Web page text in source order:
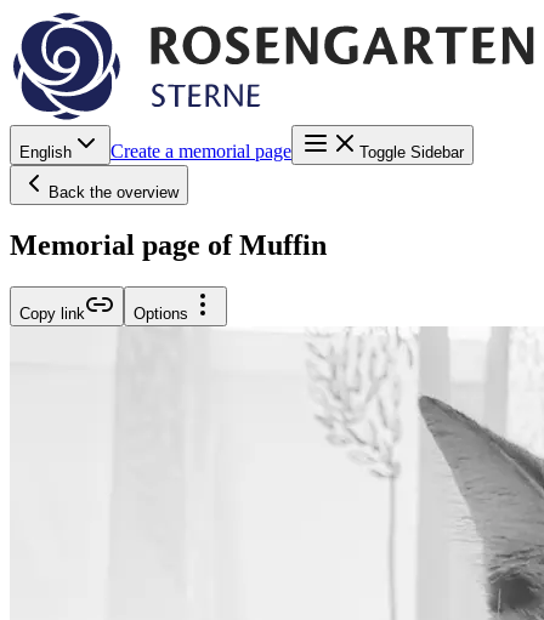
English Create a memorial page Toggle Sidebar
Back the overview
Memorial page of Muffin
Copy link Options